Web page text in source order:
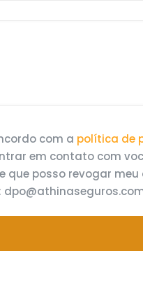
com a política de
em contato com
que posso revogar